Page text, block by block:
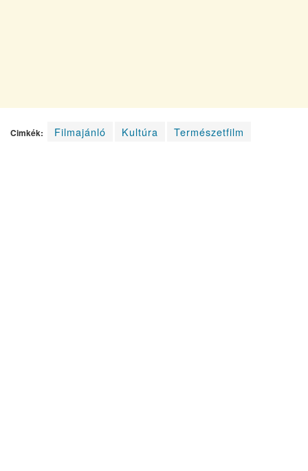
Cimkék: Filmajánló Kultúra Természetfilm